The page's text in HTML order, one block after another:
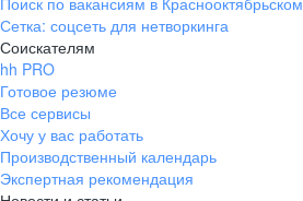
Сетка: соцсеть для нетворкинга
Соискателям
hh PRO
Готовое резюме
Все сервисы
Хочу у вас работать
Производственный календарь
Экспертная рекомендация